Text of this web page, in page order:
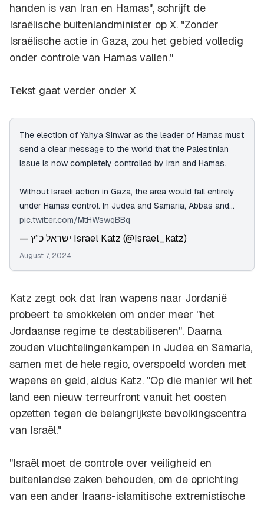
handen is van Iran en Hamas", schrijft de
Israëlische buitenlandminister op X. "Zonder
Israëlische actie in Gaza, zou het gebied volledig
onder controle van Hamas vallen."
Tekst gaat verder onder X
The election of Yahya Sinwar as the leader of Hamas must
send a clear message to the world that the Palestinian
issue is now completely controlled by Iran and Hamas.
Without Israeli action in Gaza, the area would fall entirely
under Hamas control. In Judea and Samaria, Abbas and…
pic.twitter.com/MtHWswqBBq
— ישראל כ”ץ Israel Katz (@Israel_katz)
August 7, 2024
Katz zegt ook dat Iran wapens naar Jordanië
probeert te smokkelen om onder meer "het
Jordaanse regime te destabiliseren". Daarna
zouden vluchtelingenkampen in Judea en Samaria,
samen met de hele regio, overspoeld worden met
wapens en geld, aldus Katz. "Op die manier wil het
land een nieuw terreurfront vanuit het oosten
opzetten tegen de belangrijkste bevolkingscentra
van Israël."
"Israël moet de controle over veiligheid en
buitenlandse zaken behouden, om de oprichting
van een ander Iraans-islamitische extremistische